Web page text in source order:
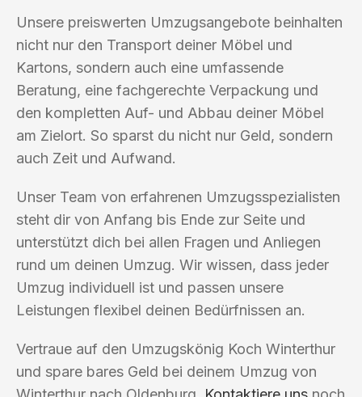
Unsere preiswerten Umzugsangebote beinhalten
nicht nur den Transport deiner Möbel und
Kartons, sondern auch eine umfassende
Beratung, eine fachgerechte Verpackung und
den kompletten Auf- und Abbau deiner Möbel
am Zielort. So sparst du nicht nur Geld, sondern
auch Zeit und Aufwand.
Unser Team von erfahrenen Umzugsspezialisten
steht dir von Anfang bis Ende zur Seite und
unterstützt dich bei allen Fragen und Anliegen
rund um deinen Umzug. Wir wissen, dass jeder
Umzug individuell ist und passen unsere
Leistungen flexibel deinen Bedürfnissen an.
Vertraue auf den Umzugskönig Koch Winterthur
und spare bares Geld bei deinem Umzug von